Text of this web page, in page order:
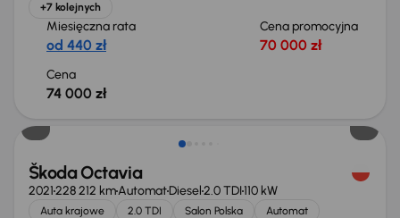
+7 kolejnych
Miesięczna rata
od 440 zł
Cena promocyjna
70 000 zł
Cena
74 000 zł
Škoda Octavia
2021228 212 kmAutomatDiesel2.0 TDI110 kW
Auta krajowe 2.0 TDI Salon Polska
Automat